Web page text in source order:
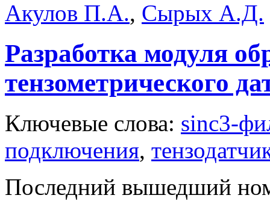
Акулов П.А., Сырых А.Д.
Разработка модуля
тензометрического
Ключевые слова: sinc3-
подключения,
Последний вышедший